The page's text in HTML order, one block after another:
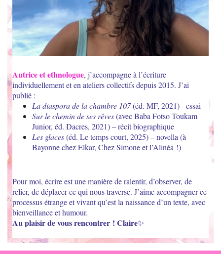
Autrice et ethnologue, j’accompagne à l’écriture
individuellement et en ateliers collectifs depuis 2015. J’ai
publié :
La diaspora de la chambre 107(éd. MF, 2021) - essai
Sur le chemin de ses rêves(avec Baba Fotso Toukam
Junior, éd. Dacres, 2021) – récit biographique
Les glaces(éd. Le temps court, 2025) – novella (à
Bayonne chez Elkar, Chez Simone et l’Alinéa !)
Pour moi, écrire est une manière de ralentir, d’observer, de
relier, de déplacer ce qui nous traverse. J’aime accompagner ce
processus étrange et vivant qu’est la naissance d’un texte, avec
bienveillance et humour.
Au plaisir de vous rencontrer ! Claire✨